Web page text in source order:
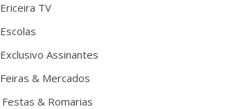
Ericeira TV
Escolas
Exclusivo Assinantes
Feiras & Mercados
Festas & Romarias